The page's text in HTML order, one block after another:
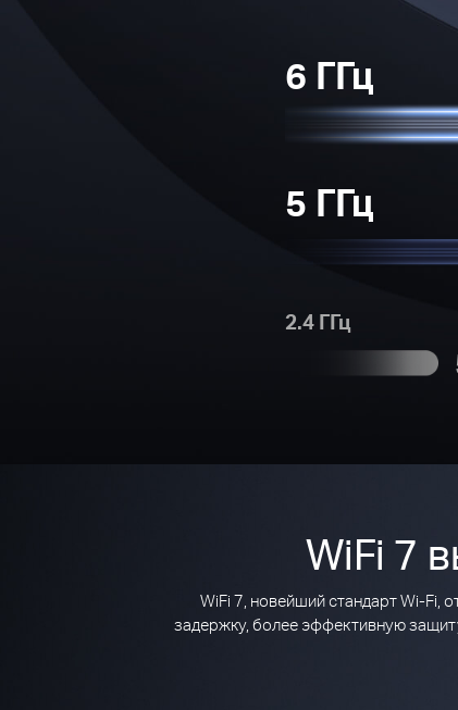
6 ГГц
5 ГГц
2.4 ГГц
WiFi 7
WiFi 7, новейший стандарт Wi-Fi,
задержку, более эффективную